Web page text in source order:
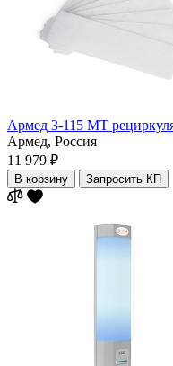
Армед 3-115 МТ
Армед, Россия
11 979 ₽
В корзину Запросить КП